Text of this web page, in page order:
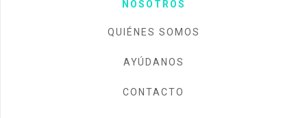
NOSOTROS
QUIÉNES SOMOS
AYÚDANOS
CONTACTO